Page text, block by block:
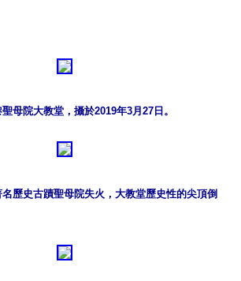
母院大教堂，攝於2019年3月27日。
歷史古蹟聖母院失火，大教堂歷史性的尖頂倒